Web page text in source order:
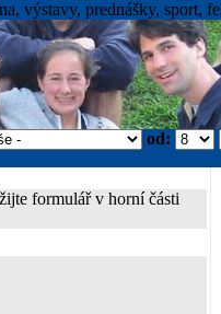
výstavy, prednášky, sport,
od:
formulář v horní části